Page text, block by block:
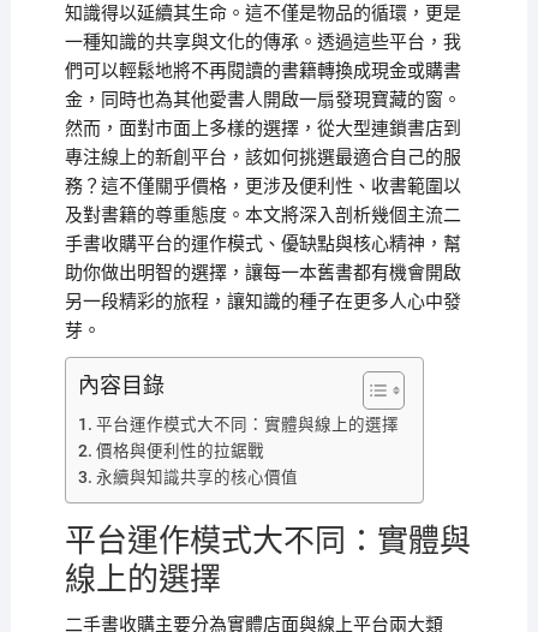
知識得以延續其生命。這不僅是物品的循環，更是
一種知識的共享與文化的傳承。透過這些平台，我
們可以輕鬆地將不再閱讀的書籍轉換成現金或購書
金，同時也為其他愛書人開啟一扇發現寶藏的窗。
然而，面對市面上多樣的選擇，從大型連鎖書店到
專注線上的新創平台，該如何挑選最適合自己的服
務？這不僅關乎價格，更涉及便利性、收書範圍以
及對書籍的尊重態度。本文將深入剖析幾個主流二
手書收購平台的運作模式、優缺點與核心精神，幫
助你做出明智的選擇，讓每一本舊書都有機會開啟
另一段精彩的旅程，讓知識的種子在更多人心中發
芽。
內容目錄
平台運作模式大不同：實體與線上的選擇
價格與便利性的拉鋸戰
永續與知識共享的核心價值
平台運作模式大不同：實體與
線上的選擇
二手書收購主要分為實體店面與線上平台兩大類